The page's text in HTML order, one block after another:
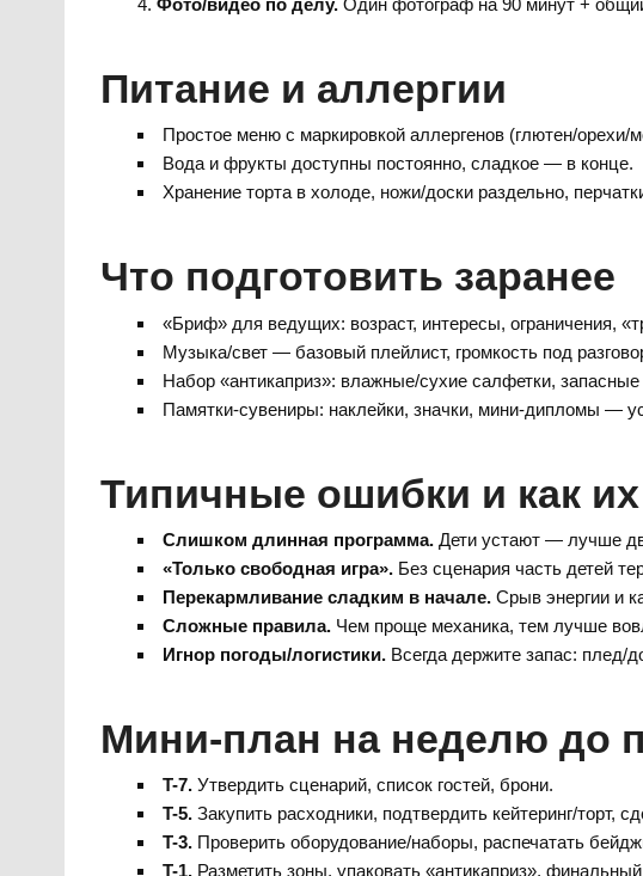
Фото/видео по делу.Один фотограф на 90 минут +
Питание и аллергии
Простое меню с маркировкой аллергенов (глютен/орехи/
Вода и фрукты доступны постоянно, сладкое — в конце.
Хранение торта в холоде, ножи/доски раздельно,
Что подготовить заранее
«Бриф» для ведущих: возраст, интересы, ограничения,
Музыка/свет — базовый плейлист, громкость под
Набор «антикаприз»: влажные/сухие салфетки,
Памятки-сувениры: наклейки, значки, мини-дипломы —
Типичные ошибки и как
Слишком длинная программа.Дети устают — лучше
«Только свободная игра».Без сценария часть детей
Перекармливание сладким в начале.Срыв энергии и
Сложные правила.Чем проще механика, тем лучше
Игнор погоды/логистики.Всегда держите запас: плед/
Мини-план на неделю до
T-7.Утвердить сценарий, список гостей, брони.
T-5.Закупить расходники, подтвердить кейтеринг/торт,
T-3.Проверить оборудование/наборы, распечатать
T-1.Разметить зоны, упаковать «антикаприз»,